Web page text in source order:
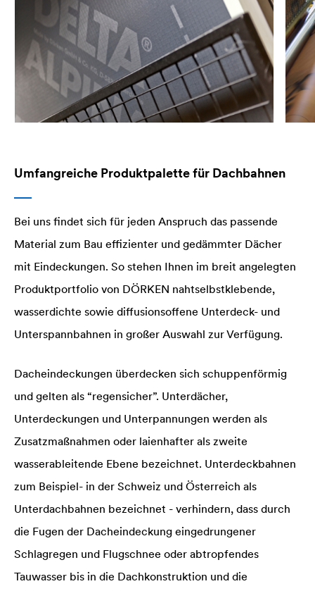
Umfangreiche Produktpalette für Dachbahnen
Bei uns findet sich für jeden Anspruch das passende
Material zum Bau effizienter und gedämmter Dächer
mit Eindeckungen. So stehen Ihnen im breit angelegten
Produktportfolio von DÖRKEN nahtselbstklebende,
wasserdichte sowie diffusionsoffene Unterdeck- und
Unterspannbahnen in großer Auswahl zur Verfügung.
Dacheindeckungen überdecken sich schuppenförmig
und gelten als “regensicher”. Unterdächer,
Unterdeckungen und Unterpannungen werden als
Zusatzmaßnahmen oder laienhafter als zweite
wasserableitende Ebene bezeichnet. Unterdeckbahnen
zum Beispiel- in der Schweiz und Österreich als
Unterdachbahnen bezeichnet - verhindern, dass durch
die Fugen der Dacheindeckung eingedrungener
Schlagregen und Flugschnee oder abtropfendes
Tauwasser bis in die Dachkonstruktion und die